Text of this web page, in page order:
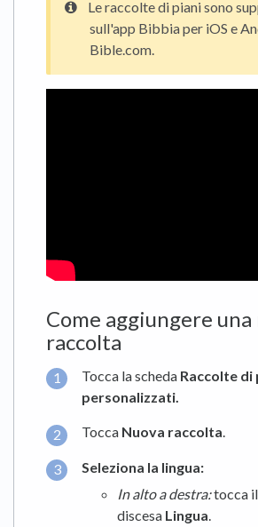
Le raccolte di piani sono
sull'app Bibbia per iOS e
Bible.com.
Come aggiungere una
raccolta
Tocca la scheda Raccolte di
personalizzati.
Tocca Nuova raccolta.
Seleziona la lingua:
In alto a destra:tocca il
discesa Lingua.